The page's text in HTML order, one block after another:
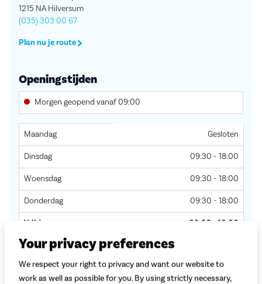
1215 NA Hilversum
(035) 303 00 67
Plan nu je route
Openingstijden
Morgen geopend vanaf 09:00
Dag Openingstijden
Maandag Gesloten
Dinsdag 09:30 - 18:00
Woensdag 09:30 - 18:00
Donderdag 09:30 - 18:00
Vrijdag 09:30 - 18:00
Zaterdag
Zondag Gesloten
Your privacy preferences
We respect your right to privacy and want our website to
work as well as possible for you. By using strictly necessary,